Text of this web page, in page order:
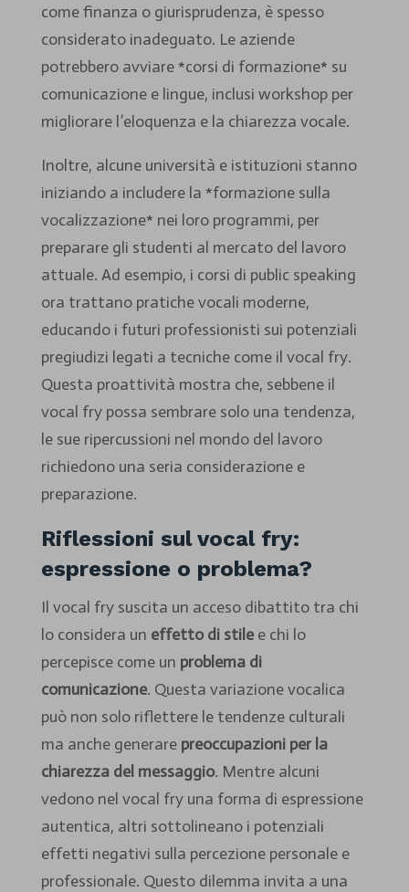
come finanza o giurisprudenza, è spesso
considerato inadeguato. Le aziende
potrebbero avviare *corsi di formazione* su
comunicazione e lingue, inclusi workshop per
migliorare l’eloquenza e la chiarezza vocale.
Inoltre, alcune università e istituzioni stanno
iniziando a includere la *formazione sulla
vocalizzazione* nei loro programmi, per
preparare gli studenti al mercato del lavoro
attuale. Ad esempio, i corsi di public speaking
ora trattano pratiche vocali moderne,
educando i futuri professionisti sui potenziali
pregiudizi legati a tecniche come il vocal fry.
Questa proattività mostra che, sebbene il
vocal fry possa sembrare solo una tendenza,
le sue ripercussioni nel mondo del lavoro
richiedono una seria considerazione e
preparazione.
Riflessioni sul vocal fry:
espressione o problema?
Il vocal fry suscita un acceso dibattito tra chi
lo considera un effetto di stilee chi lo
percepisce come un problema di
comunicazione. Questa variazione vocalica
può non solo riflettere le tendenze culturali
ma anche generare preoccupazioni per la
chiarezza del messaggio. Mentre alcuni
vedono nel vocal fry una forma di espressione
autentica, altri sottolineano i potenziali
effetti negativi sulla percezione personale e
professionale. Questo dilemma invita a una